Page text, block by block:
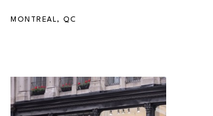
MONTREAL, QC